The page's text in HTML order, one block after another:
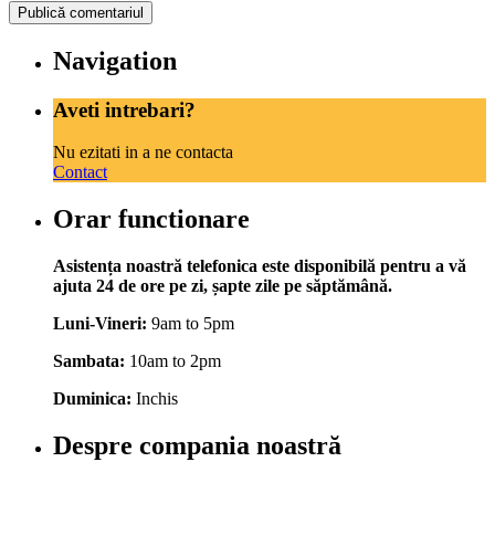
Navigation
Aveti intrebari?
Nu ezitati in a ne contacta
Contact
Orar functionare
Asistența noastră telefonica este disponibilă pentru a vă
ajuta 24 de ore pe zi, șapte zile pe săptămână.
Luni-Vineri: 9am to 5pm
Sambata: 10am to 2pm
Duminica: Inchis
Despre compania noastră